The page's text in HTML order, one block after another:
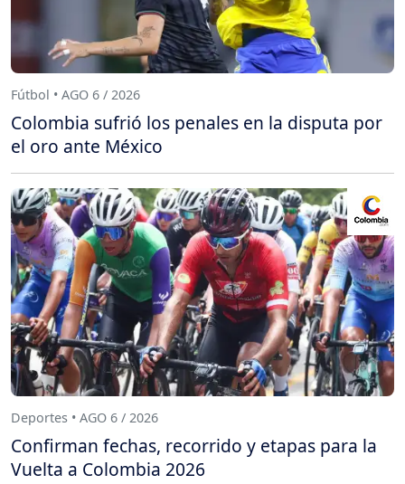
Fútbol • AGO 6 / 2026
Colombia sufrió los penales en la disputa por
el oro ante México
Deportes • AGO 6 / 2026
Confirman fechas, recorrido y etapas para la
Vuelta a Colombia 2026